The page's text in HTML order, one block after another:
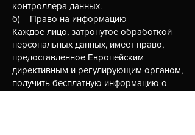
контроллера данных.
б) Право на информацию
Каждое лицо, затронутое обработкой
персональных данных, имеет право,
предоставленное Европейским
директивным и регулирующим органом,
получить бесплатную информацию о